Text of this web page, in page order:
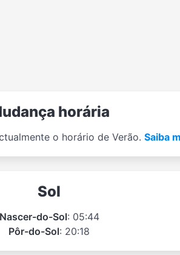
horária
o horário de Verão. Saiba
Sol
Nascer-do-Sol: 05:44
Pôr-do-Sol: 20:18